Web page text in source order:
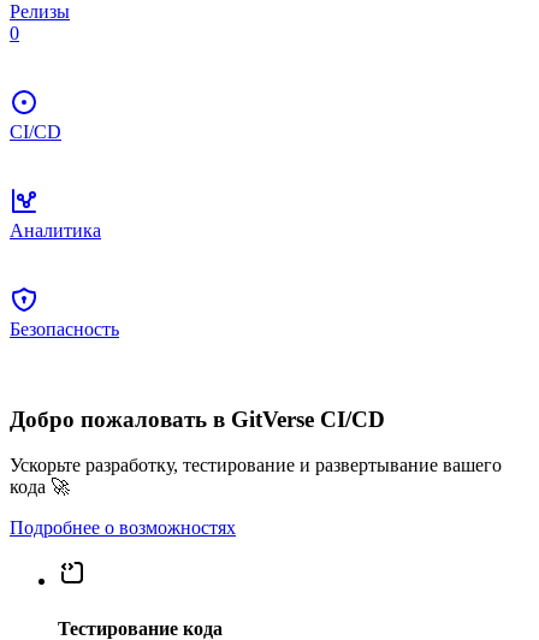
Релизы
0
CI/CD
Аналитика
Безопасность
Добро пожаловать в GitVerse CI/CD
Ускорьте разработку, тестирование и развертывание вашего
кода 🚀
Подробнее о возможностях
Тестирование кода